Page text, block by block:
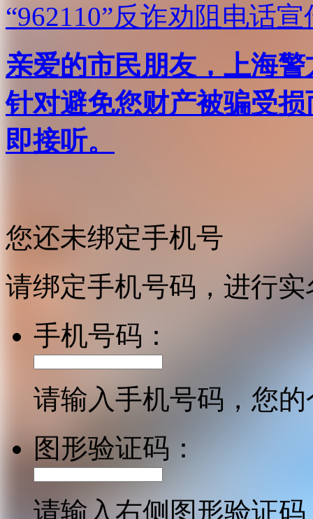
“962110”反诈劝阻电话宣
亲爱的市民朋友，上海
针对避免您财产被骗受
即接听。
您还未绑定手机号
请绑定手机号码，进行
手机号码：
请输入手机号码，您
图形验证码：
请输入右侧图形验证码